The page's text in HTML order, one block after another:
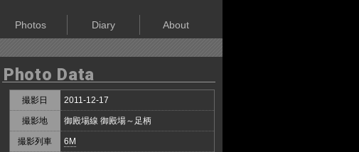
Photos Diary About
Photo Data
撮影日 2011-12-17
撮影地 御殿場線 御殿場～足柄
撮影列車 6M